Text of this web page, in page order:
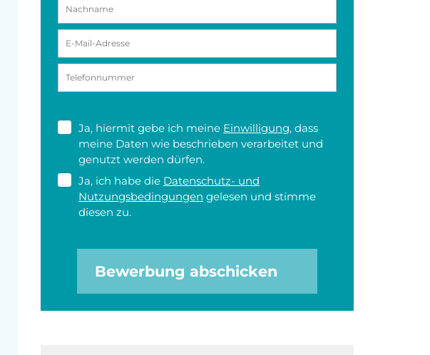
Ja, hiermit gebe ich meine Einwilligung, dass
meine Daten wie beschrieben verarbeitet und
genutzt werden dürfen.
Ja, ich habe die Datenschutz- und
Nutzungsbedingungen gelesen und stimme
diesen zu.
Bewerbung abschicken